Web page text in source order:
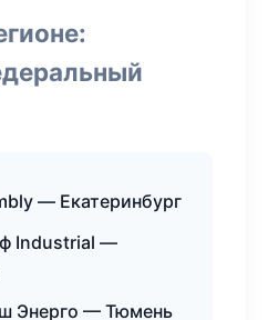
— Екатеринбург
Industrial —
Энерго — Тюмень